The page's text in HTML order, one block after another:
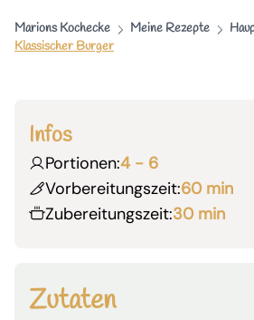
Marions Kochecke Meine Rezepte
Klassischer Burger
Infos
Portionen:4 - 6
Vorbereitungszeit:60 min
Zubereitungszeit:30 min
Zutaten